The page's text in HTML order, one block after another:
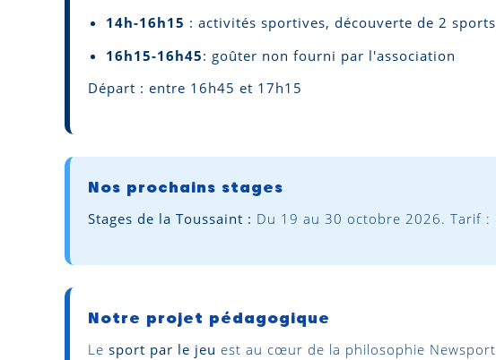
14h-16h15 : activités sportives, découverte de 2
16h15-16h45: goûter non fourni par l'association
Départ : entre 16h45 et 17h15
Nos prochains stages
Stages de la Toussaint : Du 19 au 30 octobre 2026. Tarif :
Notre projet pédagogique
Le sport par le jeu est au cœur de la philosophie